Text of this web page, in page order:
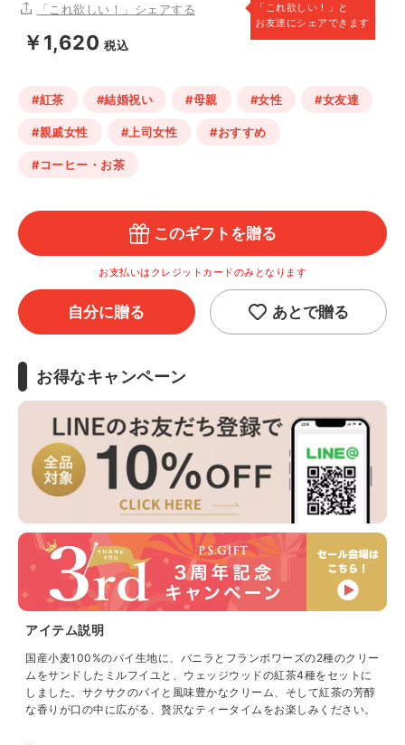
「これ欲しい！」と
お友達にシェアできます
「これ欲しい！」シェアする
￥1,620 税込
#紅茶 #結婚祝い #母親 #女性 #女友達
#親戚女性 #上司女性 #おすすめ
#コーヒー・お茶
このギフトを贈る
お支払いはクレジットカードのみとなります
自分に贈る あとで贈る
お得なキャンペーン
アイテム説明
国産小麦100%のパイ生地に、バニラとフランボワーズの2種のクリー
ムをサンドしたミルフイユと、ウェッジウッドの紅茶4種をセットに
しました。サクサクのパイと風味豊かなクリーム、そして紅茶の芳醇
な香りが口の中に広がる、贅沢なティータイムをお楽しみください。